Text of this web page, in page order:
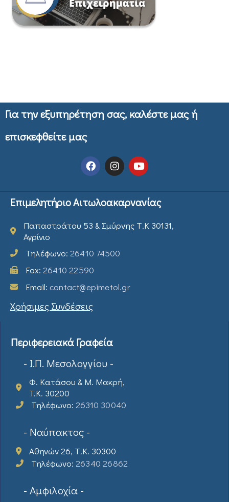
Για την εξυπηρέτηση σας, καλέστε μας ή
επισκεφθείτε μας
Επιμελητήριο Αιτωλοακαρνανίας
Παπαστράτου 53 & Σμύρνης Τ.Κ 30131,
Αγρίνιο
Τηλέφωνο: 26410 74500
Fax: 26410 22590
Email: contact@epimetol.gr
Χρήσιμες Συνδέσεις
Περιφερειακά Γραφεία
- Ι.Π. Μεσολογγίου -
Φ. Κατάσου & Μ. Μακρή,
T.K. 30200
Τηλέφωνο: 26310 30040
- Ναύπακτος -
Αθηνών 26, Τ.Κ. 30300
Τηλέφωνο: 26340 26862
- Αμφιλοχία -